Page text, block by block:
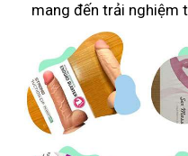
mang đến trải nghiệm